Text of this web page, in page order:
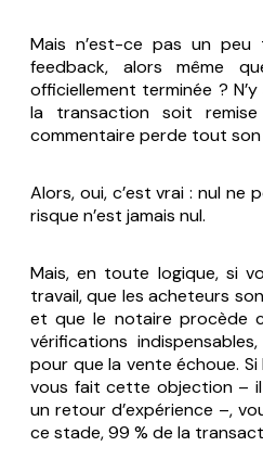
Mais n’est-ce pas un
feedback, alors même
officiellement terminée ?
la transaction soit
commentaire perde tout son
Alors, oui, c’est vrai : nul ne
risque n’est jamais nul.
Mais, en toute logique, si
travail, que les acheteurs
et que le notaire procède
vérifications
pour que la vente échoue.
vous fait cette objection –
un retour d’expérience –,
ce stade, 99 % de la